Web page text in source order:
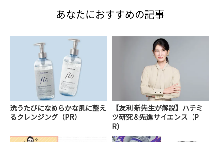
あなたにおすすめの記事
洗うたびになめらかな肌に整え
るクレンジング（PR）
【友利 新先生が解説】ハチミ
ツ研究＆先進サイエンス（P
R）